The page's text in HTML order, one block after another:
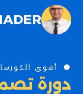
أقوى
دورة